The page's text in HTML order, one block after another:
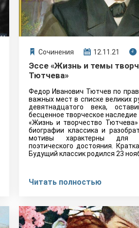
Сочинения 12.11.21
Эссе «Жизнь и темы
Тютчева»
Федор Иванович Тютчев по
важных мест в списке великих
девятнадцатого века,
бесценное творческое
«Жизнь и творчество Тютчева»
биографии классика и
мотивы характерны для
поэтического достояния.
Будущий классик родился 23
Читать полностью